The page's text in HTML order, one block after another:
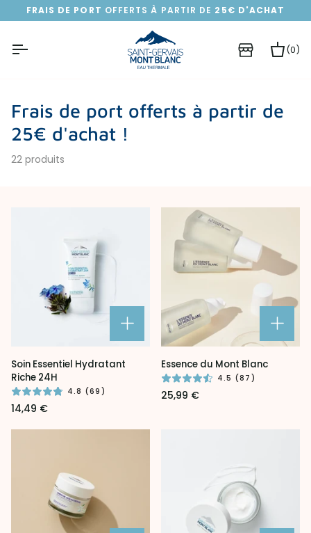
Passer
au
FRAIS DE PORT OFFERTS À PARTIR DE 25€ D'ACHAT
(0)
Frais de port offerts à partir de
25€ d'achat !
22 produits
Soin
Essentiel
Hydratant
Riche
24H
Soin Essentiel Hydratant
Riche 24H
4.8 (69)
14,49 €
Essence
du
Mont
Blanc
Essence du Mont Blanc
4.5 (87)
25,99 €